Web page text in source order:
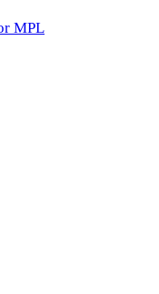
MPL